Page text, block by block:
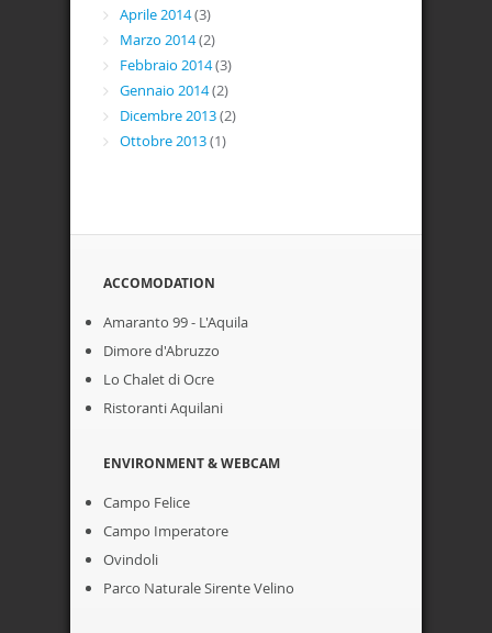
Aprile 2014(3)
Marzo 2014(2)
Febbraio 2014(3)
Gennaio 2014(2)
Dicembre 2013(2)
Ottobre 2013(1)
ACCOMODATION
Amaranto 99 - L'Aquila
Dimore d'Abruzzo
Lo Chalet di Ocre
Ristoranti Aquilani
ENVIRONMENT & WEBCAM
Campo Felice
Campo Imperatore
Ovindoli
Parco Naturale Sirente Velino